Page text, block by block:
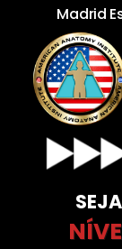
Madrid